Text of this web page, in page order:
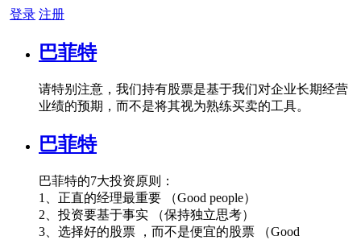
登录 注册
巴菲特
请特别注意，我们持有股票是基于我们对企业长期经营
业绩的预期，而不是将其视为熟练买卖的工具。
巴菲特
巴菲特的7大投资原则：
1、正直的经理最重要 （Good people）
2、投资要基于事实 （保持独立思考）
3、选择好的股票 ，而不是便宜的股票 （Good